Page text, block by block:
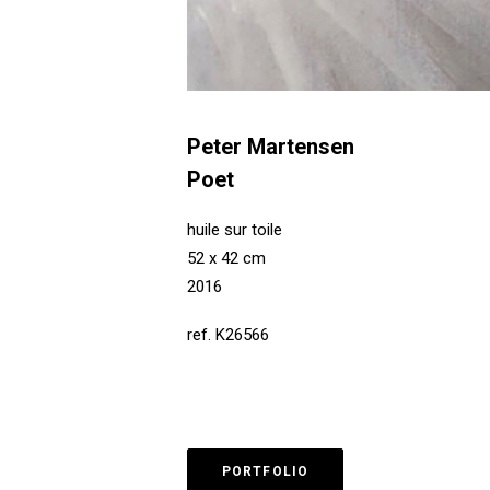
Peter Martensen
Poet
huile sur toile
52 x 42 cm
2016
ref. K26566
PORTFOLIO